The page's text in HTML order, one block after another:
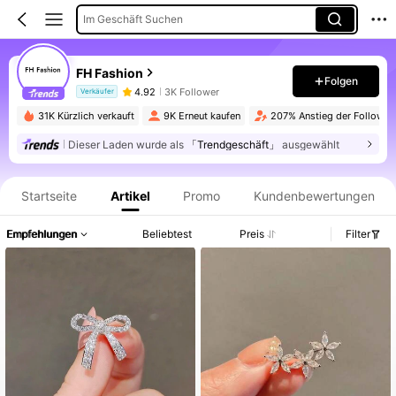
Im Geschäft Suchen
FH Fashion
Verkäufer 4.92 3K Follower
Folgen
31K Kürzlich verkauft 9K Erneut kaufen 207% Anstieg der Follower
Dieser Laden wurde als 「Trendgeschäft」 ausgewählt
Startseite Artikel Promo Kundenbewertungen
Empfehlungen Beliebtest Preis Filter